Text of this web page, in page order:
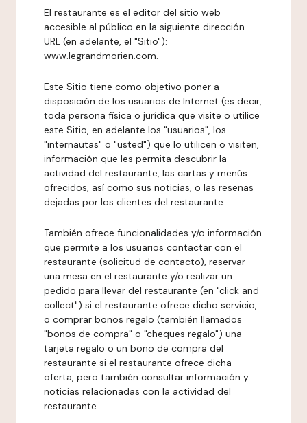
El restaurante es el editor del sitio web
accesible al público en la siguiente dirección
URL (en adelante, el "Sitio"):
www.legrandmorien.com.
Este Sitio tiene como objetivo poner a
disposición de los usuarios de Internet (es decir,
toda persona física o jurídica que visite o utilice
este Sitio, en adelante los "usuarios", los
"internautas" o "usted") que lo utilicen o visiten,
información que les permita descubrir la
actividad del restaurante, las cartas y menús
ofrecidos, así como sus noticias, o las reseñas
dejadas por los clientes del restaurante.
También ofrece funcionalidades y/o información
que permite a los usuarios contactar con el
restaurante (solicitud de contacto), reservar
una mesa en el restaurante y/o realizar un
pedido para llevar del restaurante (en "click and
collect") si el restaurante ofrece dicho servicio,
o comprar bonos regalo (también llamados
"bonos de compra" o "cheques regalo") una
tarjeta regalo o un bono de compra del
restaurante si el restaurante ofrece dicha
oferta, pero también consultar información y
noticias relacionadas con la actividad del
restaurante.